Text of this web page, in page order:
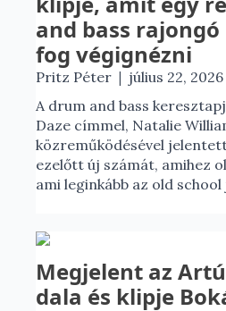
and bass
fog végignézni
Pritz Péter | július 22, 2026
A drum and bass
Daze címmel, Natalie
közreműködésével
ezelőtt új számát, amihez
ami leginkább az old school
Megjelent az
dala és klipje